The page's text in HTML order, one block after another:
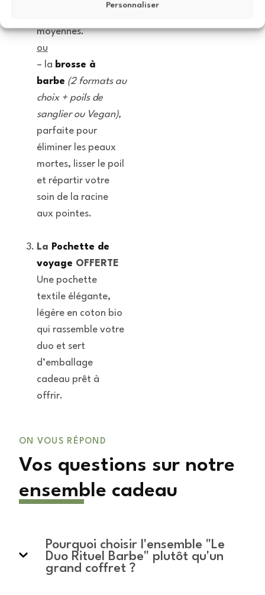
Personnaliser
moyennes.
ou
– la brosse à
barbe (2 formats au
choix + poils de
sanglier ou Vegan),
parfaite pour
éliminer les peaux
mortes, lisser le poil
et répartir votre
soin de la racine
aux pointes.
La Pochette de
voyage OFFERTE
Une pochette
textile élégante,
légère en coton bio
qui rassemble votre
duo et sert
d’emballage
cadeau prêt à
offrir.
ON VOUS RÉPOND
Vos questions sur notre
ensemble cadeau
Pourquoi choisir l'ensemble "Le
Duo Rituel Barbe" plutôt qu'un
grand coffret ?